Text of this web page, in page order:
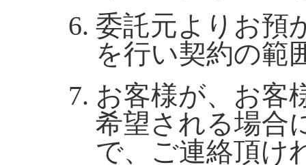
委託元よりお預
を行い契約の範
お客様が、お客
希望される場合
で、ご連絡頂け